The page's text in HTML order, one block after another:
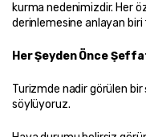
kurma nedenimizdir. Her
derinlemesine anlayan biri
Her Şeyden Önce
Turizmde nadir görülen
söylüyoruz.